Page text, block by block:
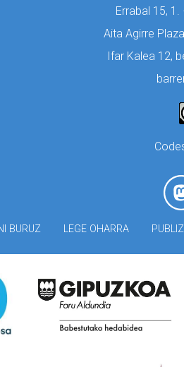
Errabal 15, 1.
Aita Agirre
Ifar Kalea 12,
BURUZ LEGE OHARRA